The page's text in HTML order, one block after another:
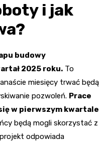
i jak
budowy
2025 roku. To
miesięcy trwać będą
pozwoleń. Prace
w pierwszym kwartale
będą mogli skorzystać z
odpowiada